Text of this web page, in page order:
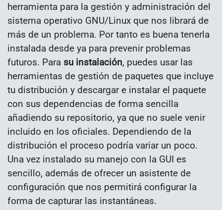
herramienta para la gestión y administración del
sistema operativo GNU/Linux que nos librará de
más de un problema. Por tanto es buena tenerla
instalada desde ya para prevenir problemas
futuros. Para su instalación, puedes usar las
herramientas de gestión de paquetes que incluye
tu distribución y descargar e instalar el paquete
con sus dependencias de forma sencilla
añadiendo su repositorio, ya que no suele venir
incluido en los oficiales. Dependiendo de la
distribución el proceso podría variar un poco.
Una vez instalado su manejo con la GUI es
sencillo, además de ofrecer un asistente de
configuración que nos permitirá configurar la
forma de capturar las instantáneas.